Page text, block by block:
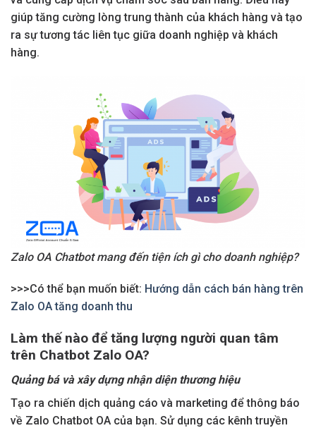
giúp tăng cường lòng trung thành của khách hàng và tạo
ra sự tương tác liên tục giữa doanh nghiệp và khách
hàng.
Zalo OA Chatbot mang đến tiện ích gì cho doanh nghiệp?
>>>Có thể bạn muốn biết: Hướng dẫn cách bán hàng trên
Zalo OA tăng doanh thu
Làm thế nào để tăng lượng người quan tâm
trên Chatbot Zalo OA?
Quảng bá và xây dựng nhận diện thương hiệu
Tạo ra chiến dịch quảng cáo và marketing để thông báo
về Zalo Chatbot OA của bạn. Sử dụng các kênh truyền